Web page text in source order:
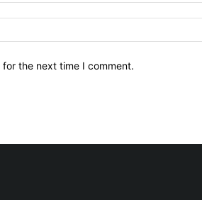
the next time I comment.